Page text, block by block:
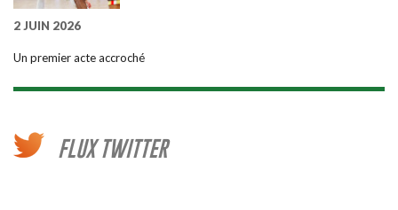
2 JUIN 2026
Un premier acte accroché
FLUX TWITTER